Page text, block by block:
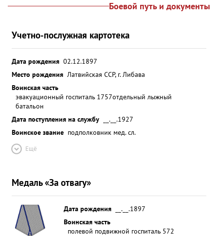
Боевой путь и документы
Учетно-послужная картотека
Дата рождения 02.12.1897
Место рождения Латвийская ССР, г. Либава
Воинская часть
эвакуационный госпиталь 1757отдельный лыжный
батальон
Дата поступления на службу
__.__.1927
Воинское звание подполковник мед. сл.
Ещё
Медаль «За отвагу»
Дата рождения
__.__.1897
Воинская часть
полевой подвижной госпиталь 572